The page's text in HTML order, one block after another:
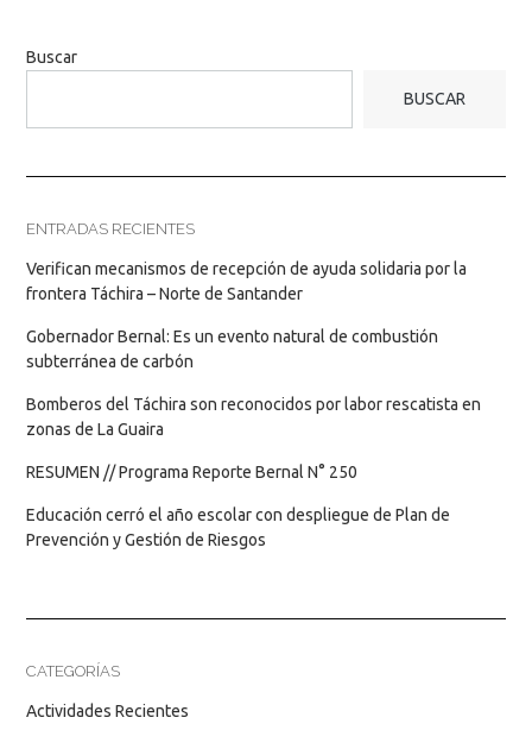
Buscar
BUSCAR
ENTRADAS RECIENTES
Verifican mecanismos de recepción de ayuda solidaria por la
frontera Táchira – Norte de Santander
Gobernador Bernal: Es un evento natural de combustión
subterránea de carbón
Bomberos del Táchira son reconocidos por labor rescatista en
zonas de La Guaira
RESUMEN // Programa Reporte Bernal N° 250
Educación cerró el año escolar con despliegue de Plan de
Prevención y Gestión de Riesgos
CATEGORÍAS
Actividades Recientes